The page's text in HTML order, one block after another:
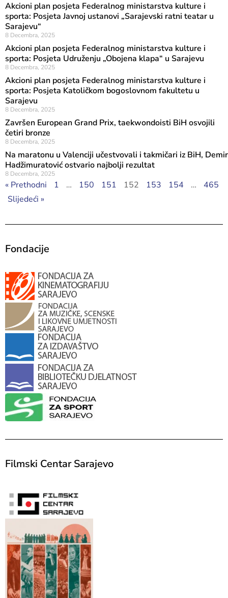
Akcioni plan posjeta Federalnog ministarstva kulture i
sporta: Posjeta Javnoj ustanovi „Sarajevski ratni teatar u
Sarajevu“
8 Decembra, 2025
Akcioni plan posjeta Federalnog ministarstva kulture i
sporta: Posjeta Udruženju „Obojena klapa“ u Sarajevu
8 Decembra, 2025
Akcioni plan posjeta Federalnog ministarstva kulture i
sporta: Posjeta Katoličkom bogoslovnom fakultetu u
Sarajevu
8 Decembra, 2025
Završen European Grand Prix, taekwondoisti BiH osvojili
četiri bronze
8 Decembra, 2025
Na maratonu u Valenciji učestvovali i takmičari iz BiH, Demir
Hadžimuratović ostvario najbolji rezultat
8 Decembra, 2025
« Prethodni 1 … 150 151 152 153 154 …
465
Slijedeći »
Fondacije
Filmski Centar Sarajevo